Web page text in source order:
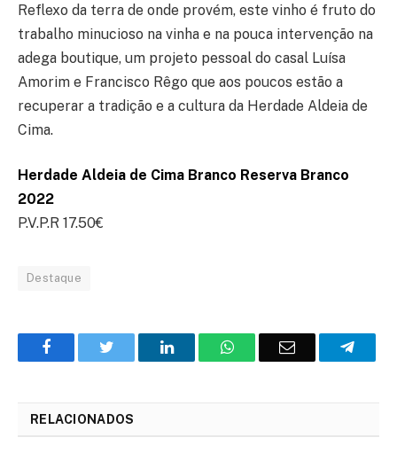
Reflexo da terra de onde provém, este vinho é fruto do
trabalho minucioso na vinha e na pouca intervenção na
adega boutique, um projeto pessoal do casal Luísa
Amorim e Francisco Rêgo que aos poucos estão a
recuperar a tradição e a cultura da Herdade Aldeia de
Cima.
Herdade Aldeia de Cima Branco Reserva Branco
2022
P.V.P.R 17.50€
Destaque
FacebookTwitter
O
WhatsAppE-
RELACIONADOS